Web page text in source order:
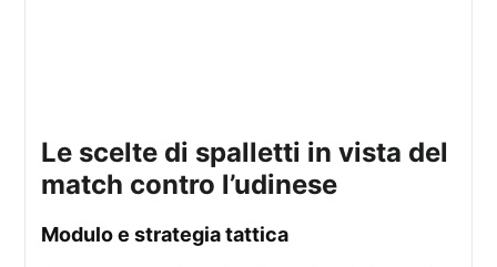
le scelte di spalletti in vista del
match contro l’udinese
modulo e strategia tattica